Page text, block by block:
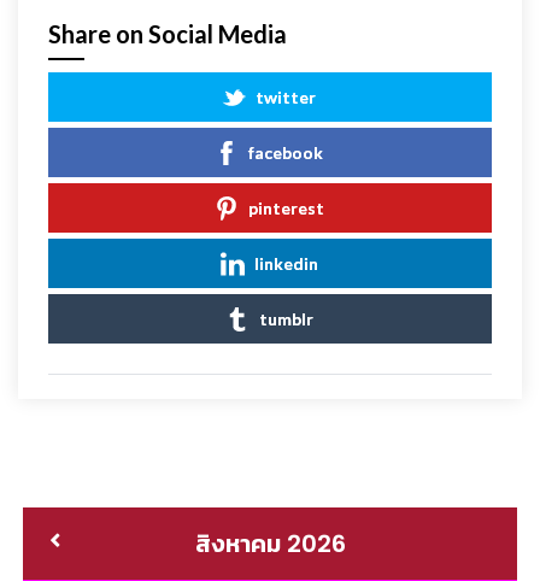
Share on Social Media
twitter
facebook
pinterest
linkedin
tumblr
สิงหาคม 2026